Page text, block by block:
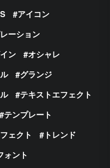
アイコン
ーション
ン
オシャレ
グランジ
テキストエフェクト
テンプレート
ェクト
トレンド
ォント